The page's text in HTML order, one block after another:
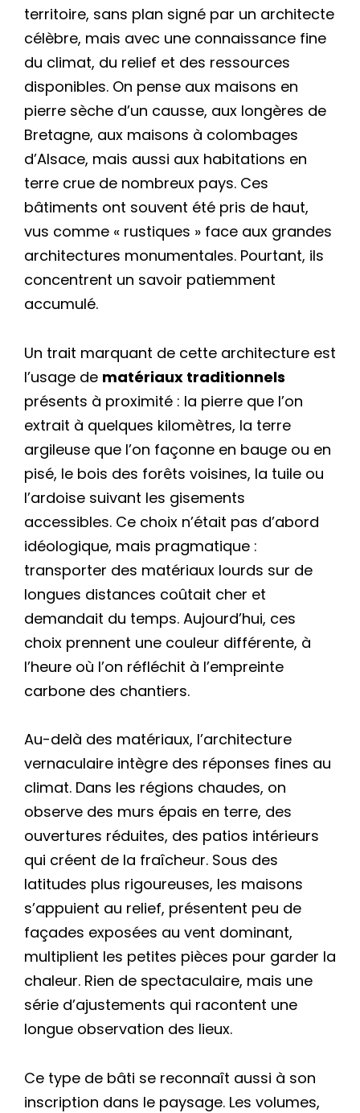
territoire, sans plan signé par un architecte
célèbre, mais avec une connaissance fine
du climat, du relief et des ressources
disponibles. On pense aux maisons en
pierre sèche d’un causse, aux longères de
Bretagne, aux maisons à colombages
d’Alsace, mais aussi aux habitations en
terre crue de nombreux pays. Ces
bâtiments ont souvent été pris de haut,
vus comme « rustiques » face aux grandes
architectures monumentales. Pourtant, ils
concentrent un savoir patiemment
accumulé.
Un trait marquant de cette architecture est
l’usage de matériaux traditionnels
présents à proximité : la pierre que l’on
extrait à quelques kilomètres, la terre
argileuse que l’on façonne en bauge ou en
pisé, le bois des forêts voisines, la tuile ou
l’ardoise suivant les gisements
accessibles. Ce choix n’était pas d’abord
idéologique, mais pragmatique :
transporter des matériaux lourds sur de
longues distances coûtait cher et
demandait du temps. Aujourd’hui, ces
choix prennent une couleur différente, à
l’heure où l’on réfléchit à l’empreinte
carbone des chantiers.
Au-delà des matériaux, l’architecture
vernaculaire intègre des réponses fines au
climat. Dans les régions chaudes, on
observe des murs épais en terre, des
ouvertures réduites, des patios intérieurs
qui créent de la fraîcheur. Sous des
latitudes plus rigoureuses, les maisons
s’appuient au relief, présentent peu de
façades exposées au vent dominant,
multiplient les petites pièces pour garder la
chaleur. Rien de spectaculaire, mais une
série d’ajustements qui racontent une
longue observation des lieux.
Ce type de bâti se reconnaît aussi à son
inscription dans le paysage. Les volumes,